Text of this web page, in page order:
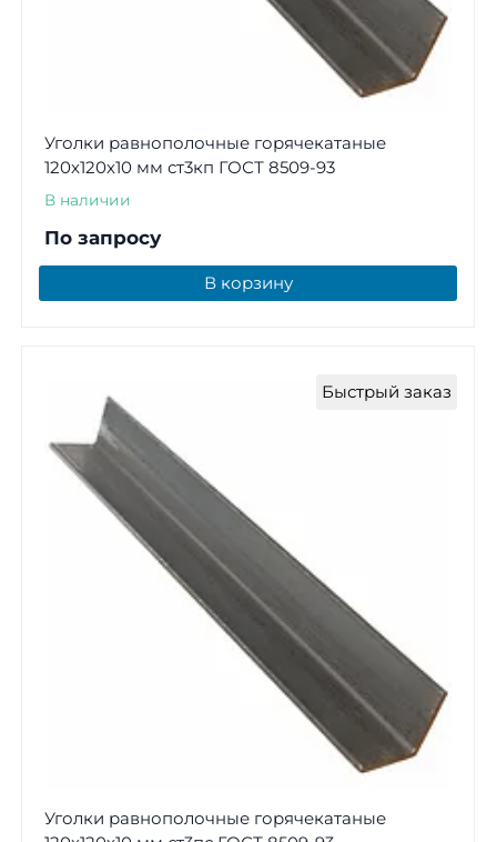
Уголки равнополочные горячекатаные
120х120х10 мм ст3кп ГОСТ 8509-93
В наличии
По запросу
В корзину
Быстрый заказ
Уголки равнополочные горячекатаные